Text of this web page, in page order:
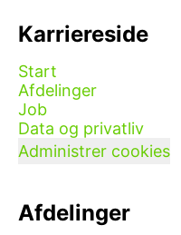
Karriereside
Start
Afdelinger
Job
Data og privatliv
Administrer cookies
Afdelinger